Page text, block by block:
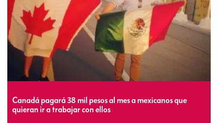
Canadá pagará 38 mil pesos al mes a mexicanos que
quieran ir a trabajar con ellos